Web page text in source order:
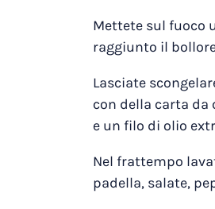
Mettete sul fuoco
raggiunto il
Lasciate
con della carta da
e un filo di olio
Nel frattempo
padella, salate,